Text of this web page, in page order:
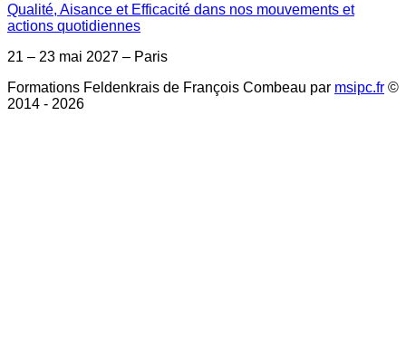
Qualité, Aisance et Efficacité dans nos mouvements et
actions quotidiennes
21 – 23 mai 2027 – Paris
Formations Feldenkrais de François Combeau par msipc.fr ©
2014 - 2026